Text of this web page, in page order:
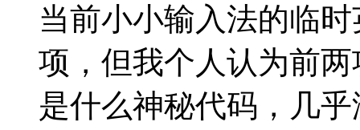
当前小小输入法的临
项，但我个人认为前
是什么神秘代码，几